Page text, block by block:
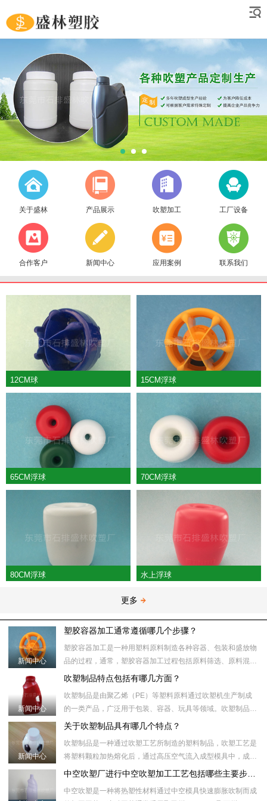
关于盛林 产品展示 吹塑加工 工厂设备
合作客户 新闻中心 应用案例 联系我们
12CM球 15CM浮球
65CM浮球 70CM浮球
80CM浮球 水上浮球
更多
新闻中心
塑胶容器加工通常遵循哪几个步骤？
塑胶容器加工是一种用塑料原料制造各种容器、包装和盛放物
品的过程，通常，塑胶容器加工过程包括原料筛选、原料混
合、塑化加热、模具注射、冷却、取出、后处理等步骤。​具体
新闻中心
吹塑制品特点包括有哪几方面？
吹塑制品是由聚乙烯（PE）等塑料原料通过吹塑机生产制成
的一类产品，广泛用于包装、容器、玩具等领域。吹塑制品制
作过程中，首先将塑料颗粒加热到合适的温度，然后将塑料颗
新闻中心
关于吹塑制品具有哪几个特点？
吹塑制品是一种通过吹塑工艺所制造的塑料制品，吹塑工艺是
将塑料颗粒加热熔化后，通过高压空气流入成型模具中，成型
模具内部的形状和壁厚受压力和温度控制。随后，通过冷却模中空吹塑厂进行中空吹塑加工工艺包括哪些主要步骤？
中空吹塑是一种将热塑性材料通过中空模具快速膨胀吹制而成